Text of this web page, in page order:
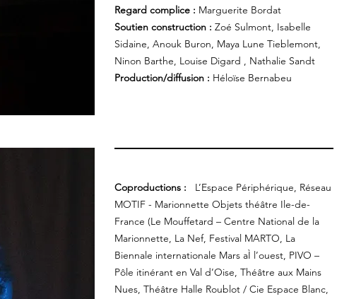
Regard complice : Marguerite Bordat
Soutien construction : Zoé Sulmont, Isabelle
Sidaine, Anouk Buron, Maya Lune Tieblemont,
Ninon Barthe, Louise Digard , Nathalie Sandt
Production/diffusion : Héloïse Bernabeu
Coproductions :
L’Espace Périphérique, Réseau
MOTIF - Marionnette Objets théâtre Ile-de-
France (Le Mouffetard – Centre National de la
Marionnette, La Nef, Festival MARTO, La
Biennale internationale Mars aÌ l’ouest, PIVO –
Pôle itinérant en Val d’Oise, Théâtre aux Mains
Nues, Théâtre Halle Roublot / Cie Espace Blanc,